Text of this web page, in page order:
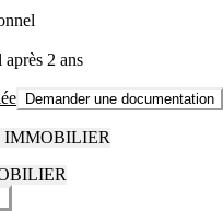
2 ans
Demander une documentation